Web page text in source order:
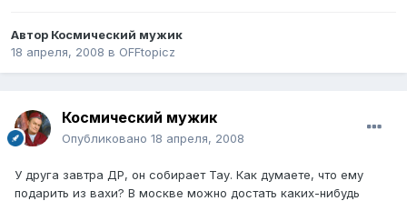
Автор Космический мужик
18 апреля, 2008 в OFFtopicz
Космический мужик
Опубликовано 18 апреля, 2008
У друга завтра ДР, он собирает Тау. Как думаете, что ему
подарить из вахи? В москве можно достать каких-нибудь